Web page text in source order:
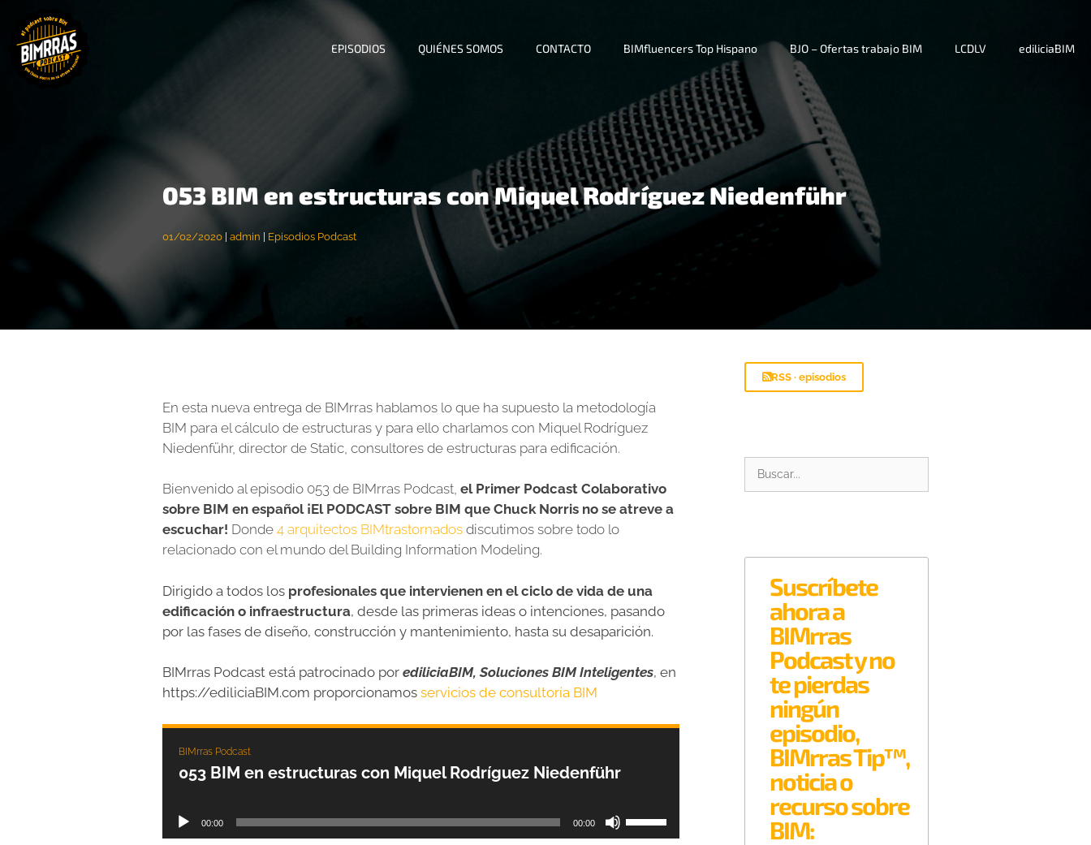
EPISODIOS QUIÉNES SOMOS CONTACTO BIMfluencers Top Hispano BJO – Ofertas trabajo BIM LCDLV ediliciaBIM
053 BIM en estructuras con Miquel Rodríguez Niedenführ
01/02/2020 admin Episodios Podcast
En esta nueva entrega de BIMrras hablamos lo que ha supuesto la metodología
BIM para el cálculo de estructuras y para ello charlamos con Miquel Rodríguez
Niedenführ, director de Static, consultores de estructuras para edificación.
Bienvenido al episodio 053 de BIMrras Podcast, el Primer Podcast Colaborativo
sobre BIM en español ¡El PODCAST sobre BIM que Chuck Norris no se atreve a
escuchar! Donde 4 arquitectos BIMtrastornados discutimos sobre todo lo
relacionado con el mundo del Building Information Modeling.
Dirigido a todos los profesionales que intervienen en el ciclo de vida de una
edificación o infraestructura, desde las primeras ideas o intenciones, pasando
por las fases de diseño, construcción y mantenimiento, hasta su desaparición.
BIMrras Podcast está patrocinado por ediliciaBIM, Soluciones BIM Inteligentes, en
https://ediliciaBIM.com proporcionamos servicios de consultoría BIM
BIMrras Podcast
053 BIM en estructuras con Miquel Rodríguez Niedenführ
Reproductor
de
00:00 00:00
Utiliza
las
RSS · episodios
Suscríbete
ahora a
BIMrras
Podcast y no
te pierdas
ningún
episodio,
BIMrras Tip™,
noticia o
recurso sobre
BIM: